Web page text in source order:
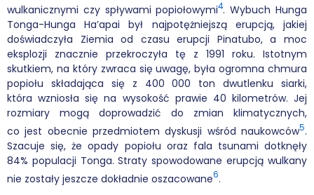
wulkanicznymi czy spływami popiołowymi4. Wybuch Hunga
Tonga-Hunga Ha’apai był najpotężniejszą erupcją, jakiej
doświadczyła Ziemia od czasu erupcji Pinatubo, a moc
eksplozji znacznie przekroczyła tę z 1991 roku. Istotnym
skutkiem, na który zwraca się uwagę, była ogromna chmura
popiołu składająca się z 400 000 ton dwutlenku siarki,
która wzniosła się na wysokość prawie 40 kilometrów. Jej
rozmiary mogą doprowadzić do zmian klimatycznych,
co jest obecnie przedmiotem dyskusji wśród naukowców5.
Szacuje się, że opady popiołu oraz fala tsunami dotknęły
84% populacji Tonga. Straty spowodowane erupcją wulkany
nie zostały jeszcze dokładnie oszacowane6.